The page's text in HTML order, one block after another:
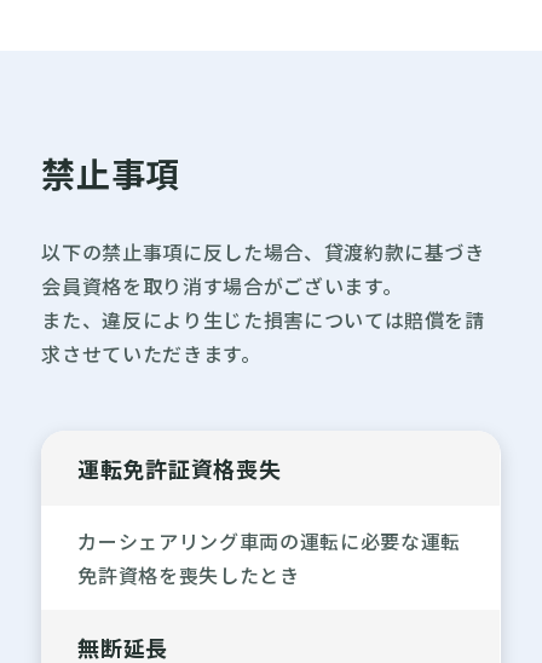
禁止事項
以下の禁止事項に反した場合、貸渡約款に基づき
会員資格を取り消す場合がございます。
また、違反により生じた損害については賠償を請
求させていただきます。
運転免許証資格喪失
カーシェアリング車両の運転に必要な運転
免許資格を喪失したとき
無断延長